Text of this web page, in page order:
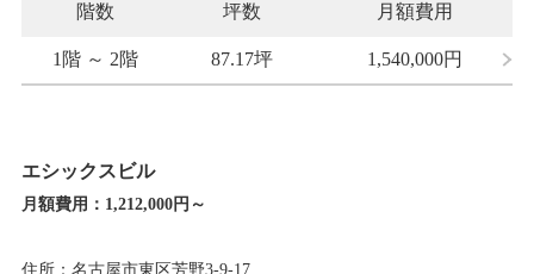
階数 坪数 月額費用
1階 ～ 2階 87.17坪 1,540,000円
エシックスビル
月額費用： 1,212,000円～
住所：名古屋市東区芳野3-9-17